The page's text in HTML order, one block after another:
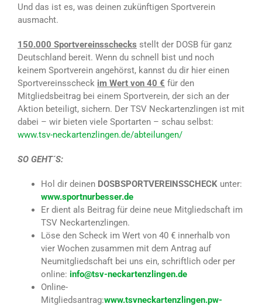
Und das ist es, was deinen zukünftigen Sportverein
ausmacht.
150.000 Sportvereinsschecks stellt der DOSB für ganz
Deutschland bereit. Wenn du schnell bist und noch
keinem Sportverein angehörst, kannst du dir hier einen
Sportvereinsscheck im Wert von 40 € für den
Mitgliedsbeitrag bei einem Sportverein, der sich an der
Aktion beteiligt, sichern. Der TSV Neckartenzlingen ist mit
dabei – wir bieten viele Sportarten – schau selbst:
www.tsv-neckartenzlingen.de/abteilungen/
SO GEHT´S:
Hol dir deinen DOSBSPORTVEREINSSCHECK unter:
www.sportnurbesser.de
Er dient als Beitrag für deine neue Mitgliedschaft im
TSV Neckartenzlingen.
Löse den Scheck im Wert von 40 € innerhalb von
vier Wochen zusammen mit dem Antrag auf
Neumitgliedschaft bei uns ein, schriftlich oder per
online: info@tsv-neckartenzlingen.de
Online-
Mitgliedsantrag:www.tsvneckartenzlingen.pw-